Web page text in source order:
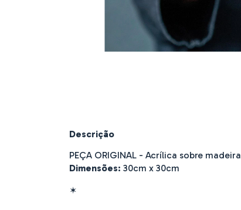
Descrição
PEÇA ORIGINAL - Acrílica sobre madeira
Dimensões: 30cm x 30cm
✶